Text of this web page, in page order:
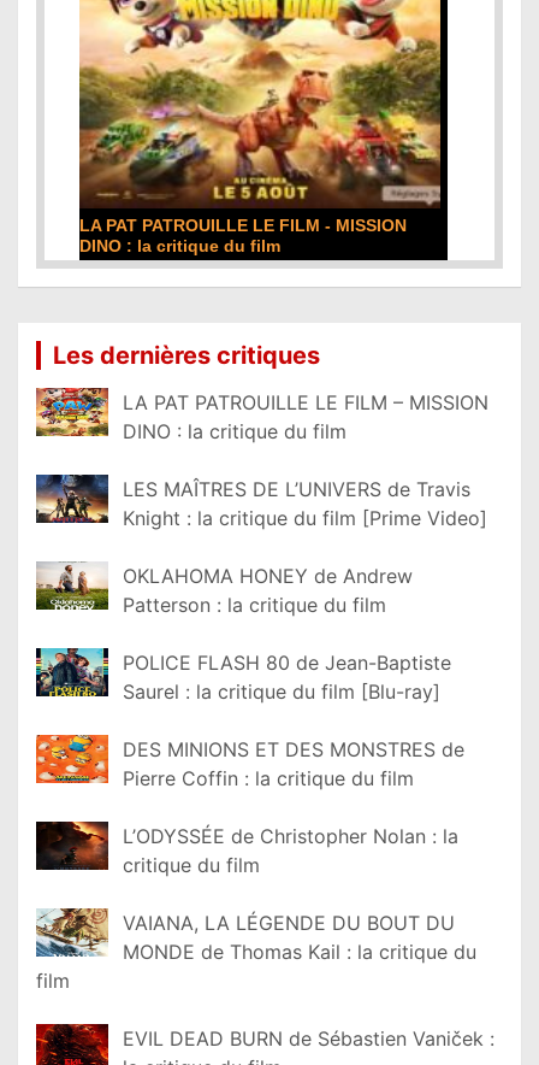
LA PAT PATROUILLE LE FILM - MISSION
DINO : la critique du film
Les dernières critiques
LA PAT PATROUILLE LE FILM – MISSION
DINO : la critique du film
LES MAÎTRES DE L’UNIVERS de Travis
Knight : la critique du film [Prime Video]
OKLAHOMA HONEY de Andrew
Patterson : la critique du film
POLICE FLASH 80 de Jean-Baptiste
Saurel : la critique du film [Blu-ray]
DES MINIONS ET DES MONSTRES de
Pierre Coffin : la critique du film
L’ODYSSÉE de Christopher Nolan : la
critique du film
VAIANA, LA LÉGENDE DU BOUT DU
MONDE de Thomas Kail : la critique du
film
EVIL DEAD BURN de Sébastien Vaniček :